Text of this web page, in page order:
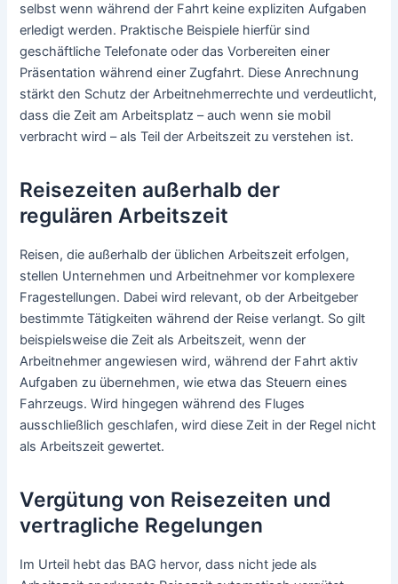
selbst wenn während der Fahrt keine expliziten Aufgaben
erledigt werden. Praktische Beispiele hierfür sind
geschäftliche Telefonate oder das Vorbereiten einer
Präsentation während einer Zugfahrt. Diese Anrechnung
stärkt den Schutz der Arbeitnehmerrechte und verdeutlicht,
dass die Zeit am Arbeitsplatz – auch wenn sie mobil
verbracht wird – als Teil der Arbeitszeit zu verstehen ist.
Reisezeiten außerhalb der
regulären Arbeitszeit
Reisen, die außerhalb der üblichen Arbeitszeit erfolgen,
stellen Unternehmen und Arbeitnehmer vor komplexere
Fragestellungen. Dabei wird relevant, ob der Arbeitgeber
bestimmte Tätigkeiten während der Reise verlangt. So gilt
beispielsweise die Zeit als Arbeitszeit, wenn der
Arbeitnehmer angewiesen wird, während der Fahrt aktiv
Aufgaben zu übernehmen, wie etwa das Steuern eines
Fahrzeugs. Wird hingegen während des Fluges
ausschließlich geschlafen, wird diese Zeit in der Regel nicht
als Arbeitszeit gewertet.
Vergütung von Reisezeiten und
vertragliche Regelungen
Im Urteil hebt das BAG hervor, dass nicht jede als